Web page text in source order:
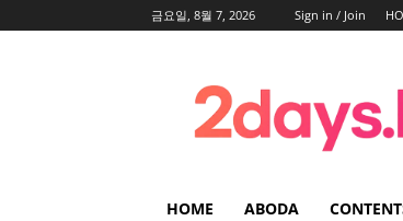
금요일, 8월 7, 2026 Sign in / Join
HOME ABODA